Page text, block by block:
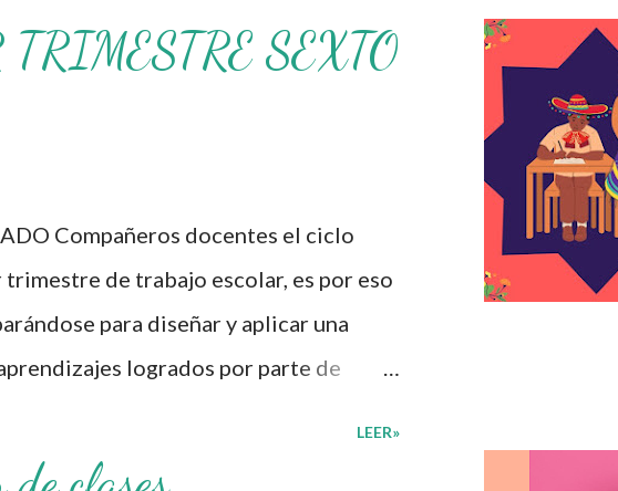
SEXTO
Compañeros docentes el ciclo
de trabajo escolar, es por eso
para diseñar y aplicar una
logrados por parte de
sus alumnos cursaron durante este
LEER»